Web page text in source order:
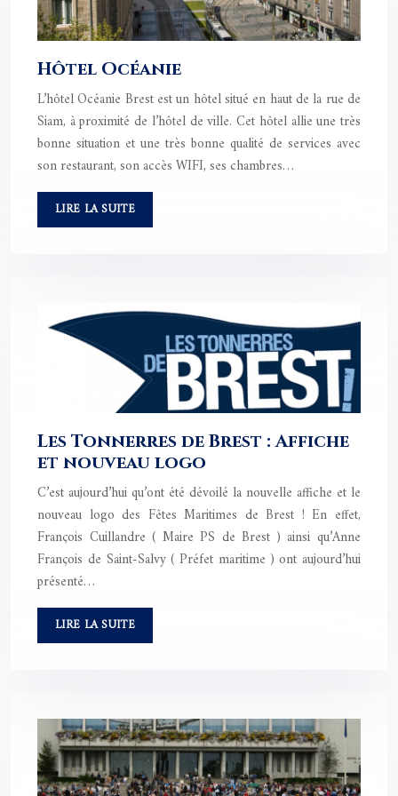
Hôtel Océanie
L’hôtel Océanie Brest est un hôtel situé en haut de la rue de
Siam, à proximité de l’hôtel de ville. Cet hôtel allie une très
bonne situation et une très bonne qualité de services avec
son restaurant, son accès WIFI, ses chambres…
LIRE LA SUITE
Les Tonnerres de Brest : Affiche
et nouveau logo
C’est aujourd’hui qu’ont été dévoilé la nouvelle affiche et le
nouveau logo des Fêtes Maritimes de Brest ! En effet,
François Cuillandre ( Maire PS de Brest ) ainsi qu’Anne
François de Saint-Salvy ( Préfet maritime ) ont aujourd’hui
présenté…
LIRE LA SUITE